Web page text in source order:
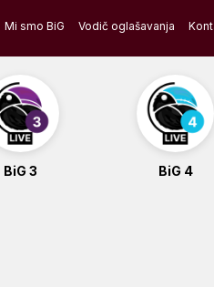
Mi smo BiG Vodič oglašavanja
BiG 3 BiG 4